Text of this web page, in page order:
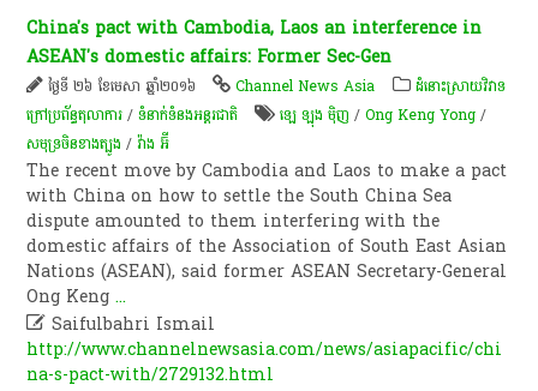
China's pact with Cambodia, Laos an interference in
ASEAN's domestic affairs: Former Sec-Gen
ថ្ងៃទី ២៦ ខែមេសា ឆ្នាំ២០១៦ Channel News Asia
ដំនោះស្រាយវិវាទ
ក្រៅប្រព័ន្ធតុលាការ /ទំនាក់ទំនងអន្តរជាតិ ឡេ ឡុង មុិញ /Ong Keng Yong /
សមុទ្រចិនខាងត្បូង /វ៉ាង អ៊ី
The recent move by Cambodia and Laos to make a pact
with China on how to settle the South China Sea
dispute amounted to them interfering with the
domestic affairs of the Association of South East Asian
Nations (ASEAN), said former ASEAN Secretary-General
Ong Keng...
 Saifulbahri Ismail
http://www.channelnewsasia.com/news/asiapacific/chi
na-s-pact-with/2729132.html